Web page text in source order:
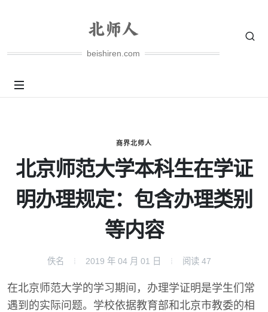
beishiren.com
商界北师人
北京师范大学本科生在学证
明办理规定：包含办理类别
等内容
佚名 2019 年 04 月 01 日 阅读 47
在北京师范大学的学习期间，办理学证明是学生们常
遇到的实际问题。学校依据教育部和北京市教委的相